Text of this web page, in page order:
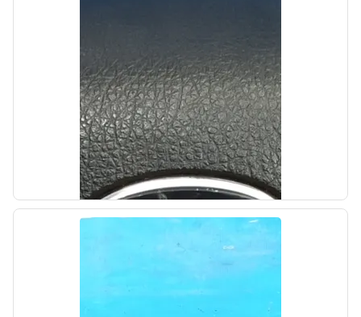
б/у
Патрубок радиатора нижний Kia Ceed 1
2009-2012
OEM: 254122H000
Производитель:
Hyundai-KIA
Цена: 800,00₽